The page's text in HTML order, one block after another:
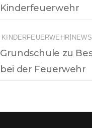
Kinderfeuerwehr
KINDERFEUERWEHR| NEWS
Grundschule zu
bei der Feuerwehr